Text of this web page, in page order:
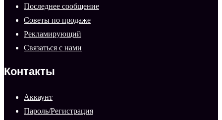
Последнее сообщение
Советы по продаже
Рекламирующий
Связаться с нами
Контакты
Аккаунт
Пароль/Регистрация